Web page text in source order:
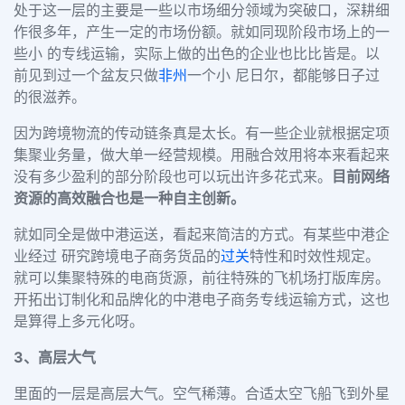
处于这一层的主要是一些以市场细分领域为突破口，深耕细
作很多年，产生一定的市场份额。就如同现阶段市场上的一
些小 的专线运输，实际上做的出色的企业也比比皆是。以
前见到过一个盆友只做非州一个小 尼日尔，都能够日子过
的很滋养。
因为跨境物流的传动链条真是太长。有一些企业就根据定项
集聚业务量，做大单一经营规模。用融合效用将本来看起来
没有多少盈利的部分阶段也可以玩出许多花式来。
目前网络
资源的高效融合也是一种自主创新。
就如同全是做中港运送，看起来简洁的方式。有某些中港企
业经过 研究跨境电子商务货品的过关特性和时效性规定。
就可以集聚特殊的电商货源，前往特殊的飞机场打版库房。
开拓出订制化和品牌化的中港电子商务专线运输方式，这也
是算得上多元化呀。
3、高层大气
里面的一层是高层大气。空气稀薄。合适太空飞船飞到外星